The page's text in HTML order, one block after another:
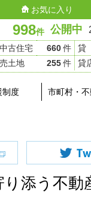
998件 公開中
中古住宅 660件 貸
売土地
255件 貸
お気に入り
制度 市町村・
添う不動